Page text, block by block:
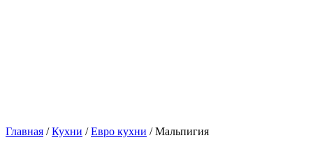
Главная /Кухни /Евро кухни / Мальпигия